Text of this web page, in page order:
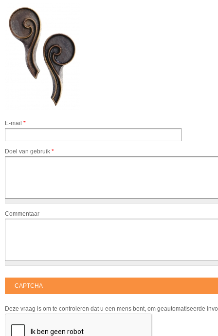
E-mail *
Doel van gebruik *
Commentaar
CAPTCHA
Deze vraag is om te controleren dat u een mens bent, om geautomatiseerde